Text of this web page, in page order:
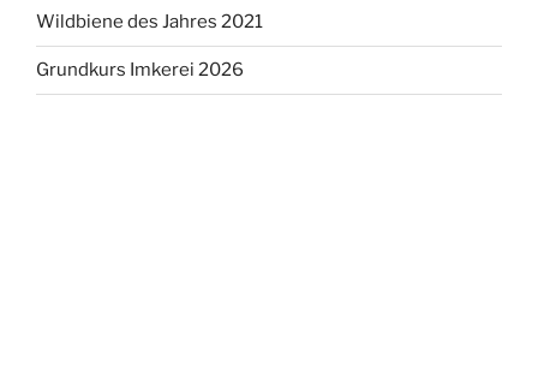
Wildbiene des Jahres 2021
Grundkurs Imkerei 2026